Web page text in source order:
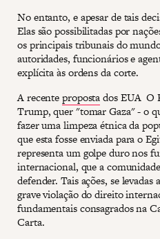
No entanto, e apesar de tais
Elas são possibilitadas por
os principais tribunais do
autoridades, funcionários e
explícita às ordens da corte.
A recentepropostados EUA O
Trump, quer "tomar Gaza" - o
fazer uma limpeza étnica da
que esta fosse enviada para o
representa um golpe duro nos
internacional, que a
defender. Tais ações, se
grave violação do direito
fundamentais consagrados na
Carta.